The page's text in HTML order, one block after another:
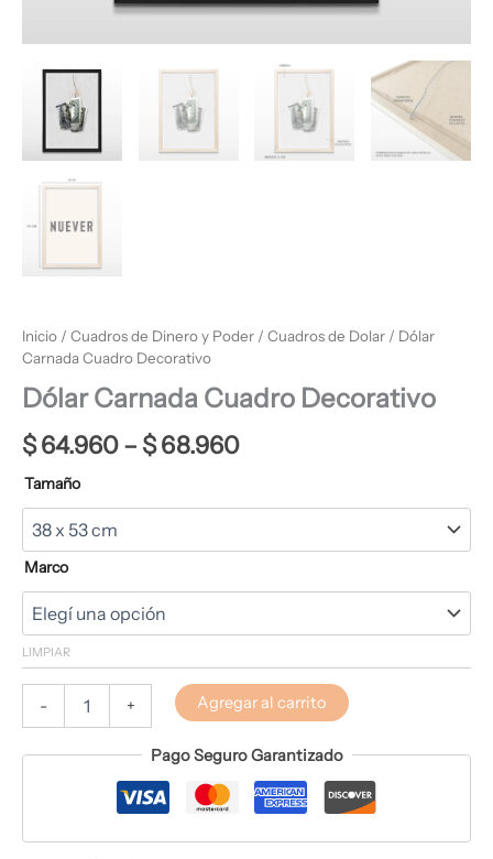
Inicio / Cuadros de Dinero y Poder / Cuadros de Dolar / Dólar
Carnada Cuadro Decorativo
Dólar Carnada Cuadro Decorativo
$64.960– $68.960
Tamaño
Marco
LIMPIAR
- + Agregar al carrito
Pago Seguro Garantizado